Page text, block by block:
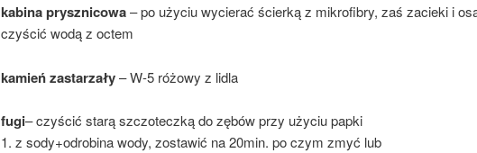
kabina prysznicowa– po użyciu wycierać ścierką z mikrofibry, zaś zacieki i
czyścić wodą z octem
kamień zastarzały– W-5 różowy z lidla
fugi– czyścić starą szczoteczką do zębów przy użyciu papki
1. z sody+odrobina wody, zostawić na 20min. po czym zmyć lub